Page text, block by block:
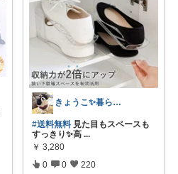
きょうこ✨暮らしをちょっと便利に✨
#送料無料 見た目もスペースも
すっきり✨高 ...
￥ 3,280
0 0 220